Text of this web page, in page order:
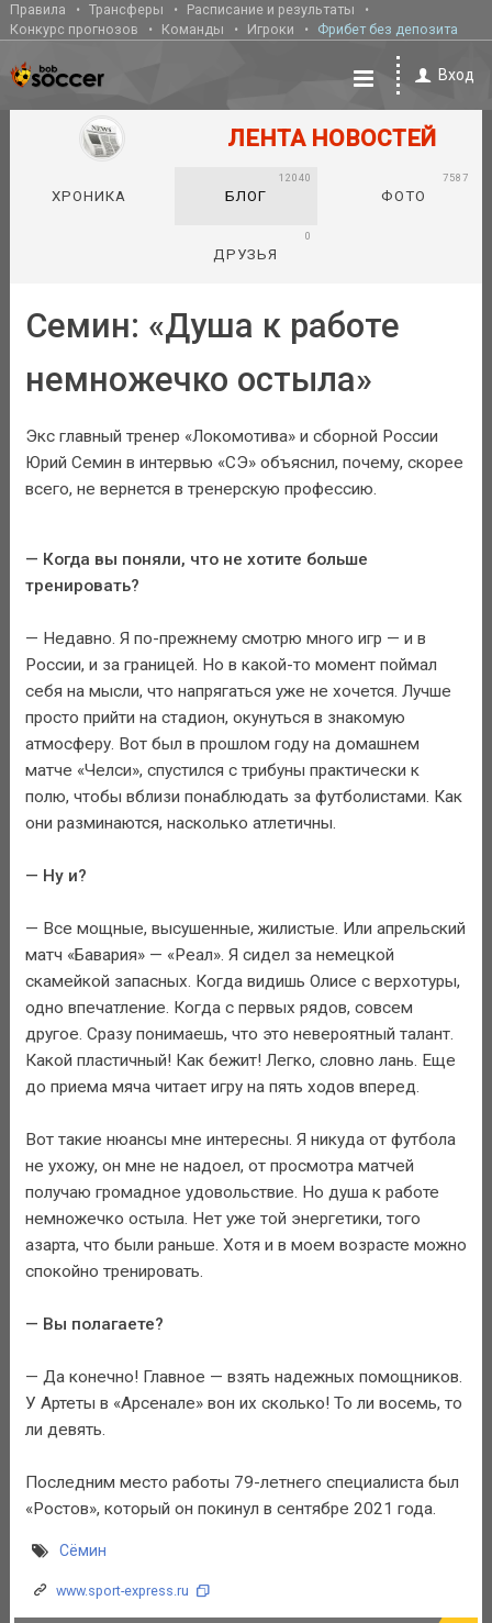
Правила Трансферы
Расписание и результаты
Конкурс прогнозов
Команды Игроки Фрибет без депозита
Вход
ЛЕНТА НОВОСТЕЙ
ХРОНИКА БЛОГ
12040
ФОТО
7587
ДРУЗЬЯ
0
Семин: «Душа к работе
немножечко остыла»
Экс главный тренер «Локомотива» и сборной России
Юрий Семин в интервью «СЭ» объяснил, почему, скорее
всего, не вернется в тренерскую профессию.
— Когда вы поняли, что не хотите больше
тренировать?
— Недавно. Я по-прежнему смотрю много игр — и в
России, и за границей. Но в какой-то момент поймал
себя на мысли, что напрягаться уже не хочется. Лучше
просто прийти на стадион, окунуться в знакомую
атмосферу. Вот был в прошлом году на домашнем
матче «Челси», спустился с трибуны практически к
полю, чтобы вблизи понаблюдать за футболистами. Как
они разминаются, насколько атлетичны.
— Ну и?
— Все мощные, высушенные, жилистые. Или апрельский
матч «Бавария» — «Реал». Я сидел за немецкой
скамейкой запасных. Когда видишь Олисе с верхотуры,
одно впечатление. Когда с первых рядов, совсем
другое. Сразу понимаешь, что это невероятный талант.
Какой пластичный! Как бежит! Легко, словно лань. Еще
до приема мяча читает игру на пять ходов вперед.
Вот такие нюансы мне интересны. Я никуда от футбола
не ухожу, он мне не надоел, от просмотра матчей
получаю громадное удовольствие. Но душа к работе
немножечко остыла. Нет уже той энергетики, того
азарта, что были раньше. Хотя и в моем возрасте можно
спокойно тренировать.
— Вы полагаете?
— Да конечно! Главное — взять надежных помощников.
У Артеты в «Арсенале» вон их сколько! То ли восемь, то
ли девять.
Последним место работы 79-летнего специалиста был
«Ростов», который он покинул в сентябре 2021 года.
Сёмин
www.sport-express.ru